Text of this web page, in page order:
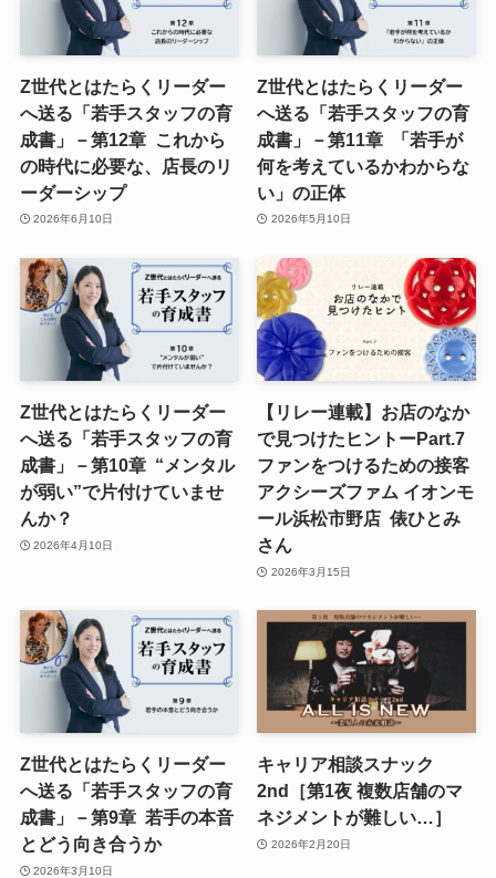
Z世代とはたらくリーダー
へ送る「若手スタッフの育
成書」－第12章 これから
の時代に必要な、店長のリ
ーダーシップ
2026年6月10日
Z世代とはたらくリーダー
へ送る「若手スタッフの育
成書」－第11章 「若手が
何を考えているかわからな
い」の正体
2026年5月10日
Z世代とはたらくリーダー
へ送る「若手スタッフの育
成書」－第10章 “メンタル
が弱い”で片付けていませ
んか？
2026年4月10日
【リレー連載】お店のなか
で見つけたヒントーPart.7
ファンをつけるための接客
アクシーズファム イオンモ
ール浜松市野店 俵ひとみ
さん
2026年3月15日
Z世代とはたらくリーダー
へ送る「若手スタッフの育
成書」－第9章 若手の本音
とどう向き合うか
2026年3月10日
キャリア相談スナック
2nd［第1夜 複数店舗のマ
ネジメントが難しい…］
2026年2月20日